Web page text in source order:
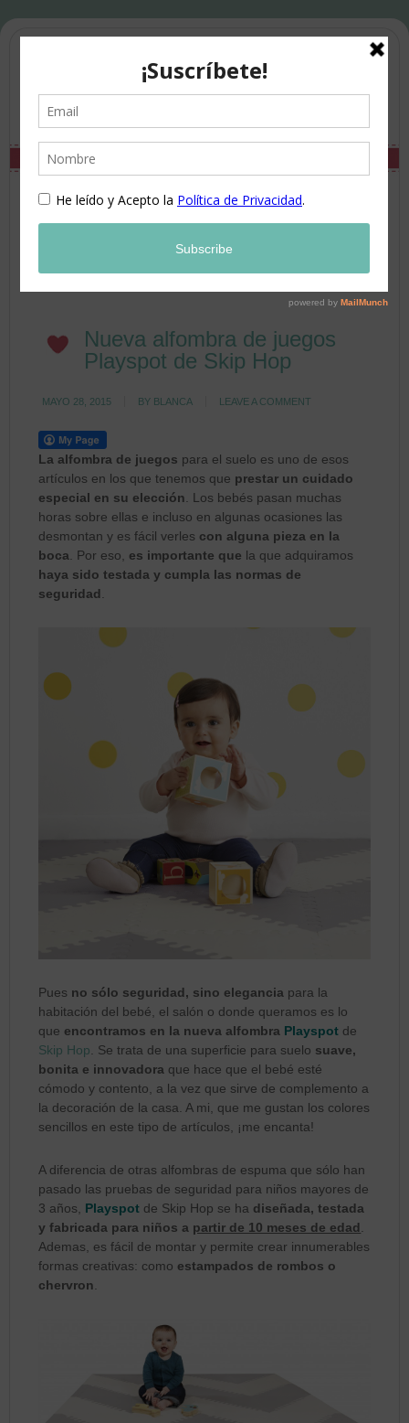
Nueva alfombra de juegos
Playspot de Skip Hop
MAYO 28, 2015 BY BLANCA LEAVE A COMMENT
La alfombra de juegos para el suelo es uno de esos
artículos en los que tenemos que prestar un cuidado
especial en su elección . Los bebés pasan muchas
horas sobre ellas e incluso en algunas ocasiones las
desmontan y es fácil verles con alguna pieza en la
boca . Por eso, es importante que la que adquiramos
haya sido testada y cumpla las normas de
seguridad
Pues no sólo seguridad, sino elegancia para la
habitación del bebé, el salón o donde queramos es lo
que encontramos en la nueva alfombra Playspot de
Skip Hop. Se trata de una superficie para suelo suave,
bonita e innovadora que hace que el bebé esté
cómodo y contento, a la vez que sirve de complemento a
la decoración de la casa. A mi, que me gustan los colores
sencillos en este tipo de artículos, ¡me encanta!
A diferencia de otras alfombras de espuma que sólo han
pasado las pruebas de seguridad para niños mayores de
3 años, Playspot de Skip Hop se ha diseñada, testada
y fabricada para niños a partir de 10 meses de edad.
Ademas, es fácil de montar y permite crear innumerables
formas creativas: como estampados de rombos o
chervron.